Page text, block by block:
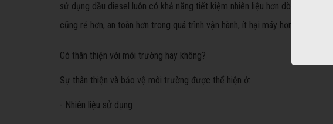
sử dụng dầu diesel luôn có khả năng tiết kiệm nhiên liệu hơn dòng máy
cũng rẻ hơn, an toàn hơn trong quá trình vận hành, ít hại máy hơn, tuổi thọ
Có thân thiện với môi trường hay không?
Sự thân thiện và bảo vệ môi trường được thể hiện ở:
- Nhiên liệu sử dụng